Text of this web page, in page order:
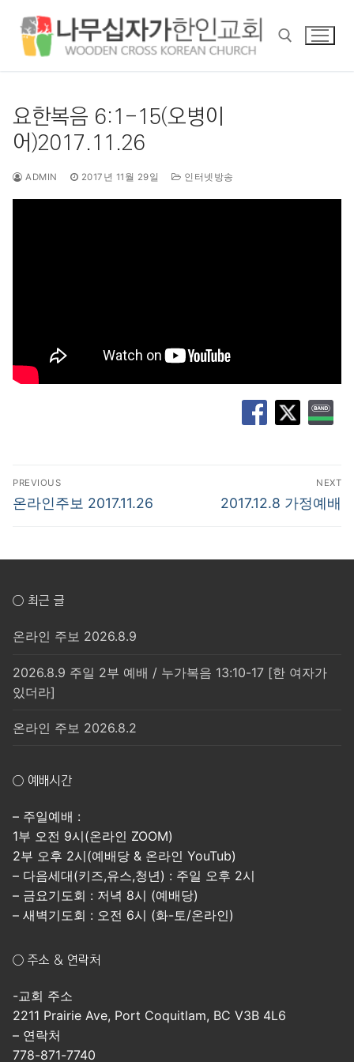
요한복음 6:1-15(오병이
어)2017.11.26
ADMIN 2017년 11월 29일 인터넷방송
글
탐
PREVIOUS
Previous
온라인주보 2017.11.26
NEXT
Next
2017.12.8 가정예배
○ 최근 글
온라인 주보 2026.8.9
2026.8.9 주일 2부 예배 / 누가복음 13:10-17 [한 여자가
있더라]
온라인 주보 2026.8.2
○ 예배시간
– 주일예배 :
1부 오전 9시(온라인 ZOOM)
2부 오후 2시(예배당 & 온라인 YouTub)
– 다음세대(키즈,유스,청년) : 주일 오후 2시
– 금요기도회 : 저녁 8시 (예배당)
– 새벽기도회 : 오전 6시 (화-토/온라인)
○ 주소 & 연락처
-교회 주소
2211 Prairie Ave, Port Coquitlam, BC V3B 4L6
– 연락처
778-871-7740